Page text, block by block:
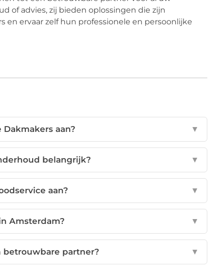
of advies, zij bieden oplossingen die zijn
en ervaar zelf hun professionele en persoonlijke
aan? ▼
belangrijk? ▼
aan? ▼
Amsterdam? ▼
betrouwbare partner? ▼